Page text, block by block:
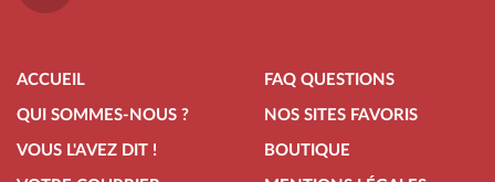
ACCUEIL
QUI SOMMES-NOUS ?
VOUS L'AVEZ DIT !
FAQ QUESTIONS
NOS SITES FAVORIS
BOUTIQUE